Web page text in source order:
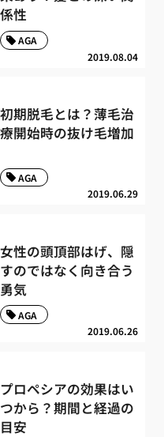
係性
2019.08.04
AGA
初期脱毛とは？薄毛治
療開始時の抜け毛増加
2019.06.29
AGA
女性の頭頂部はげ、隠
すのではなく向き合う
勇気
2019.06.26
AGA
プロペシアの効果はい
つから？期間と経過の
目安